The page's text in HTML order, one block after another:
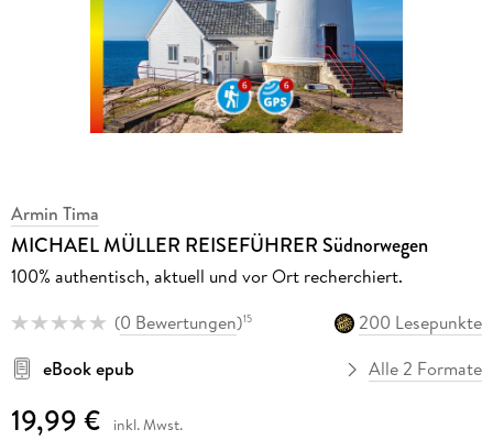
Armin Tima
MICHAEL MÜLLER REISEFÜHRER Südnorwegen
100% authentisch, aktuell und vor Ort recherchiert.
(0 Bewertungen)15
200 Lesepunkte
eBook epub
Alle 2 Formate
19,99 € inkl. Mwst.